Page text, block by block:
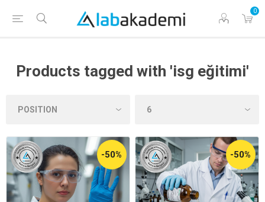
0
Products tagged with 'isg eğitimi'
-50% -50%